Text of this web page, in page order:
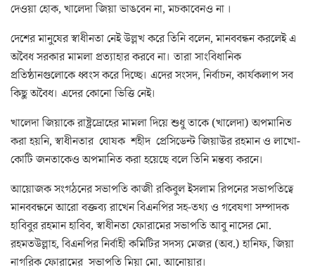
দেওয়া হোক, খালেদা জিয়া ভাঙবেন না, মচকাবেনও না ।
দেশের মানুষের স্বাধীনতা নেই উল্লখ করে তিনি বলেন, মানববন্ধন করলেই এ
অবৈধ সরকার মামলা প্রত্যাহার করবে না। তারা সাংবিধানিক
প্রতিষ্ঠানগুলোকে ধ্বংস করে দিচ্ছে। এদের সংসদ, নির্বাচন, কার্যকলাপ সব
কিছু অবৈধ। এদের কোনো ভিত্তি নেই।
খালেদা জিয়াকে রাষ্ট্রদ্রোহের মামলা দিয়ে শুধু তাকে (খালেদা) অপমানিত
করা হয়নি, স্বাধীনতার ঘোষক শহীদ প্রেসিডেন্ট জিয়াউর রহমান ও লাখো-
কোটি জনতাকেও অপমানিত করা হয়েছে বলে তিনি মন্তব্য করনে।
আয়োজক সংগঠনের সভাপতি কাজী রকিবুল ইসলাম রিপনের সভাপতিত্বে
মানববন্ধনে আরো বক্তব্য রাখেন বিএনপির সহ-তথ্য ও গবেষণা সম্পাদক
হাবিবুর রহমান হাবিব, স্বাধীনতা ফোরামের সভাপতি আবু নাসের মো.
রহমতউল্লাহ, বিএনপির নির্বাহী কমিটির সদস্য মেজর (অব.) হানিফ, জিয়া
নাগরিক ফোরামের সভাপতি মিয়া মো. আনোয়ার।